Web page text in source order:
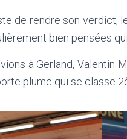
de rendre son
bien pensées
à Gerland, Valentin
plume qui se classe